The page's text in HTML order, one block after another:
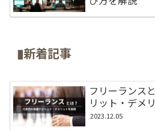
▮新着記事
フリーランス
リット・デメ
2023.12.05